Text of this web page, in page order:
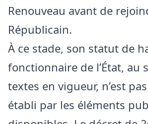
Renouveau avant de
Républicain.
À ce stade, son statut de
fonctionnaire de l’État, au
textes en vigueur, n’est
établi par les éléments